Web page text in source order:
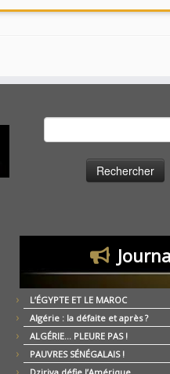
L’ÉGYPTE ET LE MAROC
Algérie : la défaite et après ?
ALGÉRIE… PLEURE PAS !
PAUVRES SÉNÉGALAIS !